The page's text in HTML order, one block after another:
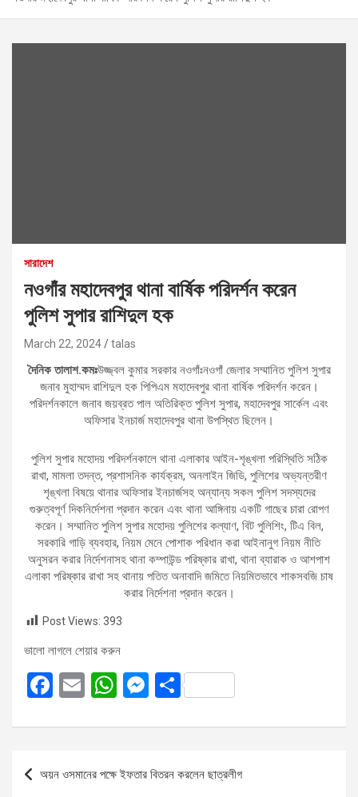
সারাদেশ
নওগাঁর মহাদেবপুর থানা বার্ষিক পরিদর্শন করেন
পুলিশ সুপার রাশিদুল হক
March 22, 2024 talas
দৈনিক তালাশ.কমঃউজ্জ্বল কুমার সরকার নওগাঁঃনওগাঁ জেলার সম্মানিত পুলিশ সুপার
জনাব মুহাম্মদ রাশিদুল হক পিপিএম মহাদেবপুর থানা বার্ষিক পরিদর্শন করেন।
পরিদর্শনকালে জনাব জয়ব্রত পাল অতিরিক্ত পুলিশ সুপার, মহাদেবপুর সার্কেল এবং
অফিসার ইনচার্জ মহাদেবপুর থানা উপস্থিত ছিলেন।
পুলিশ সুপার মহোদয় পরিদর্শনকালে থানা এলাকার আইন-শৃঙ্খলা পরিস্থিতি সঠিক
রাখা, মামলা তদন্ত, প্রশাসনিক কার্যক্রম, অনলাইন জিডি, পুলিশের অভ্যন্তরীণ
শৃঙ্খলা বিষয়ে থানার অফিসার ইনচার্জসহ অন্যান্য সকল পুলিশ সদস্যদের
গুরুত্বপূর্ণ দিকনির্দেশনা প্রদান করেন এবং থানা আঙ্গিনায় একটি গাছের চারা রোপণ
করেন। সম্মানিত পুলিশ সুপার মহোদয় পুলিশের কল্যাণ, বিট পুলিশিং, টিএ বিল,
সরকারি গাড়ি ব্যবহার, নিয়ম মেনে পোশাক পরিধান করা আইনানুগ নিয়ম নীতি
অনুসরন করার নির্দেশনাসহ থানা কম্পাউন্ড পরিষ্কার রাখা, থানা ব্যারাক ও আশপাশ
এলাকা পরিষ্কার রাখা সহ থানায় পতিত অনাবাদি জমিতে নিয়মিতভাবে শাকসবজি চাষ
করার নির্দেশনা প্রদান করেন।
Post Views: 393
ভালো লাগলে শেয়ার করুন
F
ce
o
E
ail
W
at
s
A
M
se
n
g
S
ar
Post
navigation
অয়ন ওসমানের পক্ষে ইফতার বিতরন করলেন ছাত্রলীগ